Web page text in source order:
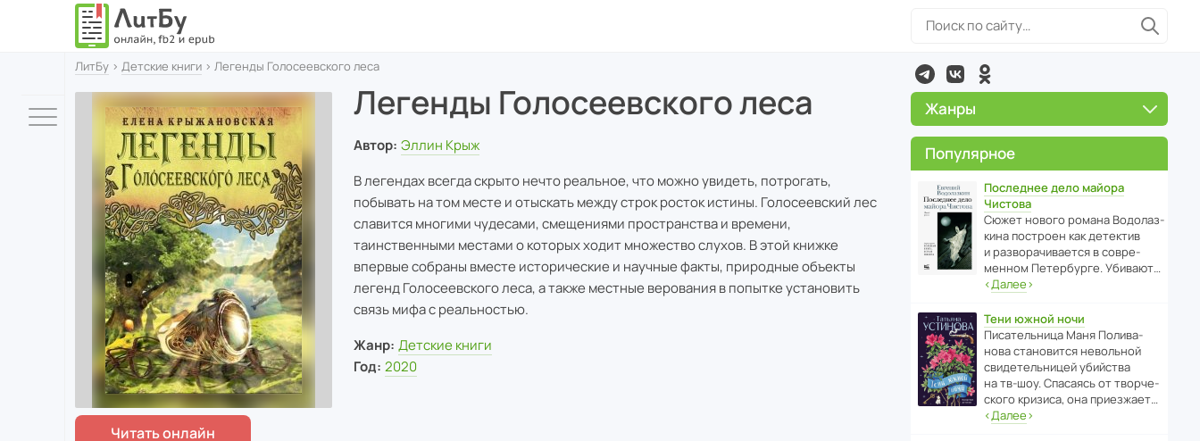
ЛитБу › Детские книги › Легенды Голосеевского леса
Легенды Голосеевского леса
Автор: Эллин Крыж
В легендах всегда скрыто нечто реальное, что можно увидеть, потрогать,
побывать на том месте и отыскать между строк росток истины. Голосеевский лес
славится многими чудесами, смещениями пространства и времени,
таинственными местами о которых ходит множество слухов. В этой книжке
впервые собраны вместе исторические и научные факты, природные объекты
легенд Голосеевского леса, а также местные верования в попытке установить
связь мифа с реальностью.
Жанр: Детские книги
Год: 2020
Жанры
Популярное
Последнее дело майора
Чистова
Сюжет нового романа Водо­ла­з­
кина пост­роен как дете­ктив
и разво­ра­чи­ва­ется в совре­
менном Пете­р­бурге. Убивают…
‹Далее›
Тени южной ночи
Писа­тель­ница Маня Поли­ва­
нова стано­вится невольной
свиде­тель­ницей убийства
на тв-шоу. Спасаясь от твор­че­
с­кого кризиса, она приезжает…
‹Далее›